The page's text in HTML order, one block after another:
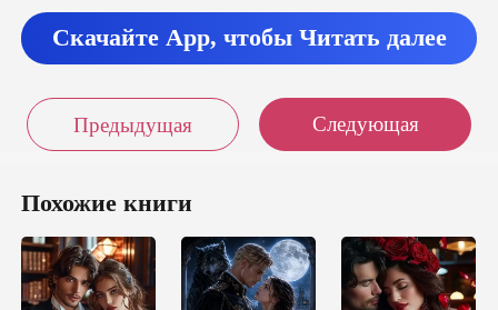
Скачайте App, чтобы Читать далее
Предыдущая Следующая
Похожие книги